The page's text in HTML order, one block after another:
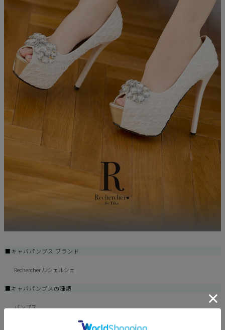
■キャバパンプス ブランド
Rechercher ルシェルシェ
■キャバパンプスの種類
パンプス